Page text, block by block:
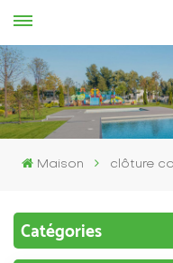
Maison clôture
Catégories